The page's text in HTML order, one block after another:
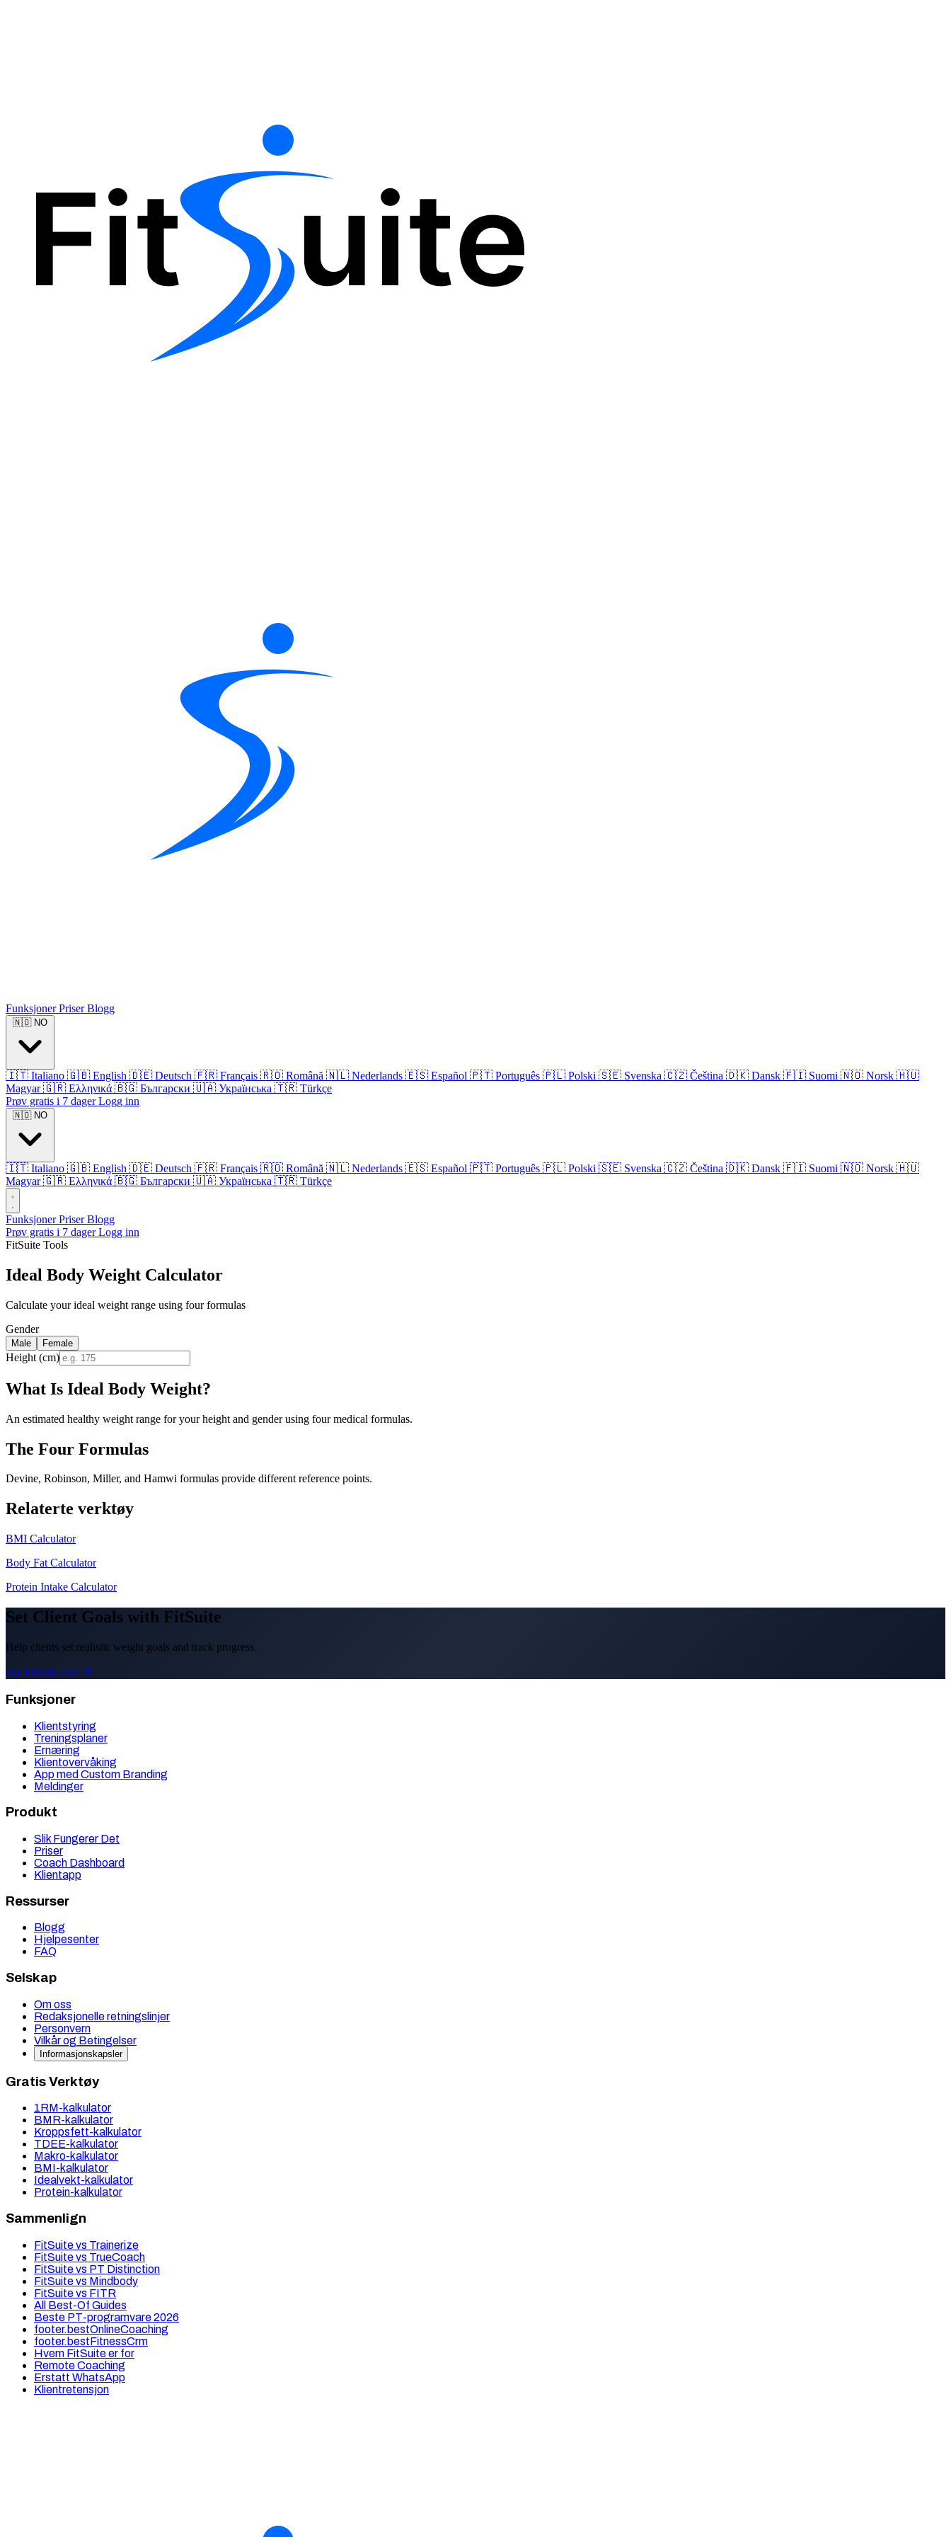
FunksjonerPriserBlogg
🇳🇴 NO
🇮🇹 Italiano 🇬🇧 English 🇩🇪 Deutsch 🇫🇷 Français 🇷🇴 Română 🇳🇱 Nederlands 🇪🇸 Español 🇵🇹 Português 🇵🇱 Polski 🇸🇪 Svenska 🇨🇿 Čeština 🇩🇰 Dansk 🇫🇮 Suomi 🇳🇴 Norsk 🇭🇺
Magyar 🇬🇷 Ελληνικά 🇧🇬 Български 🇺🇦 Українська 🇹🇷 Türkçe
Prøv gratis i 7 dagerLogg inn
🇳🇴 NO
🇮🇹 Italiano 🇬🇧 English 🇩🇪 Deutsch 🇫🇷 Français 🇷🇴 Română 🇳🇱 Nederlands 🇪🇸 Español 🇵🇹 Português 🇵🇱 Polski 🇸🇪 Svenska 🇨🇿 Čeština 🇩🇰 Dansk 🇫🇮 Suomi 🇳🇴 Norsk 🇭🇺
Magyar 🇬🇷 Ελληνικά 🇧🇬 Български 🇺🇦 Українська 🇹🇷 Türkçe
FunksjonerPriserBlogg
Prøv gratis i 7 dagerLogg inn
FitSuite Tools
Ideal Body Weight Calculator
Calculate your ideal weight range using four formulas
Gender
Male Female
Height (cm)
What Is Ideal Body Weight?
An estimated healthy weight range for your height and gender using four medical formulas.
The Four Formulas
Devine, Robinson, Miller, and Hamwi formulas provide different reference points.
Relaterte verktøy
BMI Calculator
Body Fat Calculator
Protein Intake Calculator
Set Client Goals with FitSuite
Help clients set realistic weight goals and track progress.
Try FitSuite free
Funksjoner
Klientstyring
Treningsplaner
Ernæring
Klientovervåking
App med Custom Branding
Meldinger
Produkt
Slik Fungerer Det
Priser
Coach Dashboard
Klientapp
Ressurser
Blogg
Hjelpesenter
FAQ
Selskap
Om oss
Redaksjonelle retningslinjer
Personvern
Vilkår og Betingelser
Informasjonskapsler
Gratis Verktøy
1RM-kalkulator
BMR-kalkulator
Kroppsfett-kalkulator
TDEE-kalkulator
Makro-kalkulator
BMI-kalkulator
Idealvekt-kalkulator
Protein-kalkulator
Sammenlign
FitSuite vs Trainerize
FitSuite vs TrueCoach
FitSuite vs PT Distinction
FitSuite vs Mindbody
FitSuite vs FITR
All Best-Of Guides
Beste PT-programvare 2026
footer.bestOnlineCoaching
footer.bestFitnessCrm
Hvem FitSuite er for
Remote Coaching
Erstatt WhatsApp
Klientretensjon